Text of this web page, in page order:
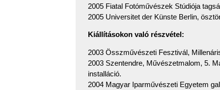
2005 Fiatal Fotóművészek Stúdiója
2005 Universitet der Künste Berlin,
Kiállításokon való részvétel:
2003 Összművészeti Fesztivál,
2003 Szentendre, Művészetmalom, 5.
installáció.
2004 Magyar Iparművészeti Egyetem